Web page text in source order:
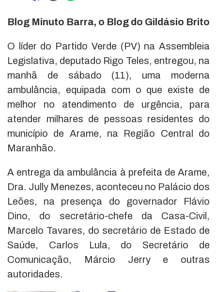
Blog Minuto Barra, o Blog do Gildásio Brito
O líder do Partido Verde (PV) na Assembleia
Legislativa, deputado Rigo Teles, entregou, na
manhã de sábado (11), uma moderna
ambulância, equipada com o que existe de
melhor no atendimento de urgência, para
atender milhares de pessoas residentes do
município de Arame, na Região Central do
Maranhão.
A entrega da ambulância à prefeita de Arame,
Dra. Jully Menezes, aconteceu no Palácio dos
Leões, na presença do governador Flávio
Dino, do secretário-chefe da Casa-Civil,
Marcelo Tavares, do secretário de Estado de
Saúde, Carlos Lula, do Secretário de
Comunicação, Márcio Jerry e outras
autoridades.